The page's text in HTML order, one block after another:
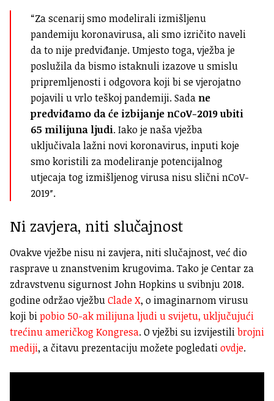
“Za scenarij smo modelirali izmišljenu
pandemiju koronavirusa, ali smo izričito naveli
da to nije predviđanje. Umjesto toga, vježba je
poslužila da bismo istaknuli izazove u smislu
pripremljenosti i odgovora koji bi se vjerojatno
pojavili u vrlo teškoj pandemiji. Sada ne
predviđamo da će izbijanje nCoV-2019 ubiti
65 milijuna ljudi. Iako je naša vježba
uključivala lažni novi koronavirus, inputi koje
smo koristili za modeliranje potencijalnog
utjecaja tog izmišljenog virusa nisu slični nCoV-
2019″.
Ni zavjera, niti slučajnost
Ovakve vježbe nisu ni zavjera, niti slučajnost, već dio
rasprave u znanstvenim krugovima. Tako je Centar za
zdravstvenu sigurnost John Hopkins u svibnju 2018.
godine održao vježbuClade X, o imaginarnom virusu
koji bipobio 50-ak milijuna ljudi u svijetu, uključujući
trećinu američkog Kongresa. O vježbi su izvijestilibrojni
mediji, a čitavu prezentaciju možete pogledatiovdje.